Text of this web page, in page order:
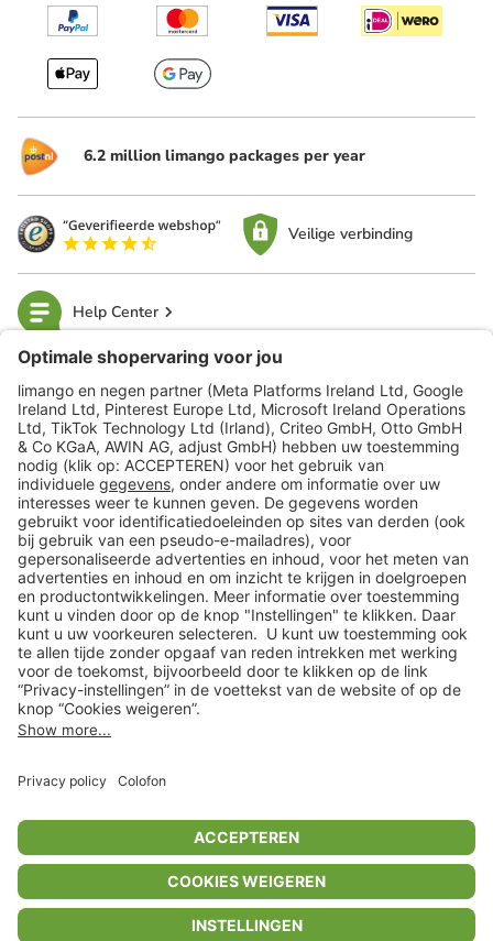
In winkelwagentje voor
6.2 million limango packages per year
Veilige verbinding
Help Center
limango
Veilig winkelen
Klantenservice
Shop
Acties
limango.de limango.pl
** Alle prijsopgaven zijn inclusief belasting en exclusief verzendkosten
ᵃ Bij een minimale bestelwaarde van €15.